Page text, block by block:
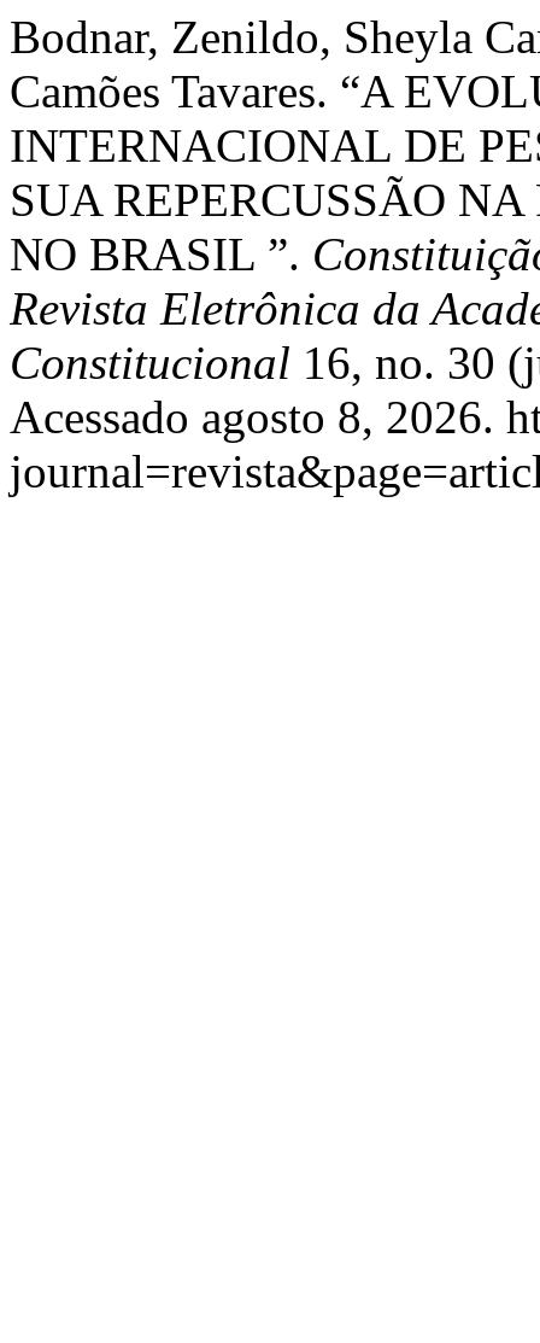
Bodnar, Zenildo, Sheyla
Camões Tavares. “A
INTERNACIONAL DE
SUA REPERCUSSÃO
NO BRASIL ”.
Revista Eletrônica da
Constitucional 16, no. 30
Acessado agosto 8, 2026.